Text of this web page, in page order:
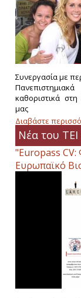
Συνεργασία με
καθοριστικά
μας
Διαβάστε
Νέα του
"Europass CV:
Ευρωπαϊκό